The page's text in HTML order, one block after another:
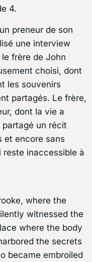
4.
preneur de son
une interview
frère de John
choisi, dont
les souvenirs
partagés. Le frère,
dont la vie a
un récit
et encore sans
reste inaccessible à
where the
witnessed the
where the body
the secrets
became embroiled